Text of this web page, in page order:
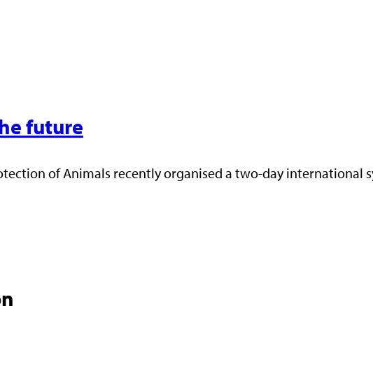
future
of Animals recently organised a two-day